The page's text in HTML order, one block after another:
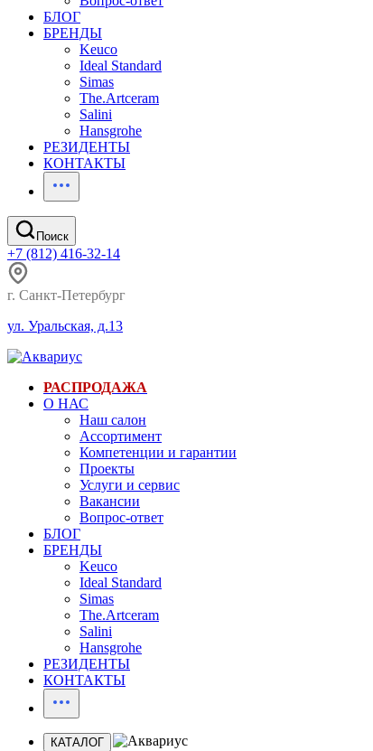
БЛОГ
БРЕНДЫ
Keuco
Ideal Standard
Simas
The.Artceram
Salini
Hansgrohe
РЕЗИДЕНТЫ
КОНТАКТЫ
Поиск
+7 (812) 416-32-14
г. Санкт-Петербург
ул. Уральская, д.13
РАСПРОДАЖА
О НАС
Наш салон
Ассортимент
Компетенции и гарантии
Проекты
Услуги и сервис
Вакансии
Вопрос-ответ
БЛОГ
БРЕНДЫ
Keuco
Ideal Standard
Simas
The.Artceram
Salini
Hansgrohe
РЕЗИДЕНТЫ
КОНТАКТЫ
КАТАЛОГ